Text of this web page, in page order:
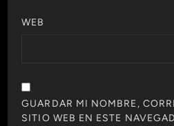
WEB
GUARDAR MI NOMBRE,
SITIO WEB EN ESTE